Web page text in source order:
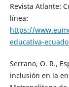
Revista Atlante:
línea:
https://
educativa-
Serrano, O. R.,
inclusión en la